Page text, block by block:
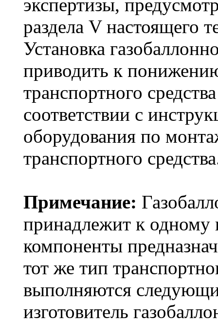
экспертизы,
раздела V настоящего
Установка
приводить к
транспортного
соответствии с
оборудования по
транспортного
Примечание:
принадлежит к одному
компоненты
тот же тип
выполняются
изготовитель